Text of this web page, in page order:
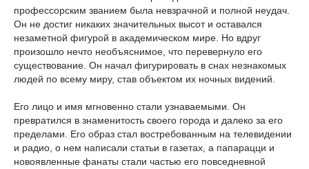
профессорским званием была невзрачной и полной неудач.
Он не достиг никаких значительных высот и оставался
незаметной фигурой в академическом мире. Но вдруг
произошло нечто необъяснимое, что перевернуло его
существование. Он начал фигурировать в снах незнакомых
людей по всему миру, став объектом их ночных видений.
Его лицо и имя мгновенно стали узнаваемыми. Он
превратился в знаменитость своего города и далеко за его
пределами. Его образ стал востребованным на телевидении
и радио, о нем написали статьи в газетах, а папарацци и
новоявленные фанаты стали частью его повседневной